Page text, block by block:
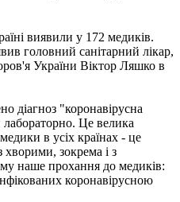
виявили у 172 медиків.
головний санітарний лікар,
України Віктор Ляшко в
діагноз "коронавірусна
Це велика
в усіх країнах - це
хворими, зокрема і з
наше прохання до медиків:
коронавірусною